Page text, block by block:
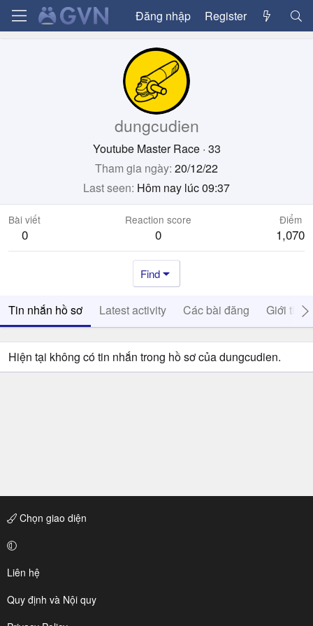
Đăng nhập Register
dungcudien
Youtube Master Race · 33
Tham gia ngày 20/12/22
Last seen Hôm nay lúc 09:37
Bài viết
0
Reaction score
0
Điểm
1,070
Find
Tin nhắn hồ sơ Latest activity Các bài đăng Giới thiệu
Hiện tại không có tin nhắn trong hồ sơ của dungcudien.
Chọn giao diện
Liên hệ
Quy định và Nội quy